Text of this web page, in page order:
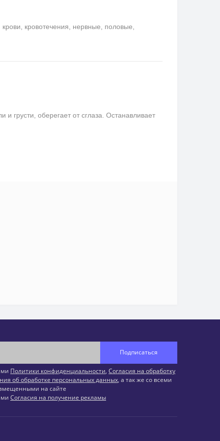
кровотечения, нервные, половые,
грусти, оберегает от сглаза. Останавливает
Подписаться
Политики конфиденциальности, Согласия на обработку
об обработке персональных данных, а так же со всеми
на сайте
Согласия на получение рекламы